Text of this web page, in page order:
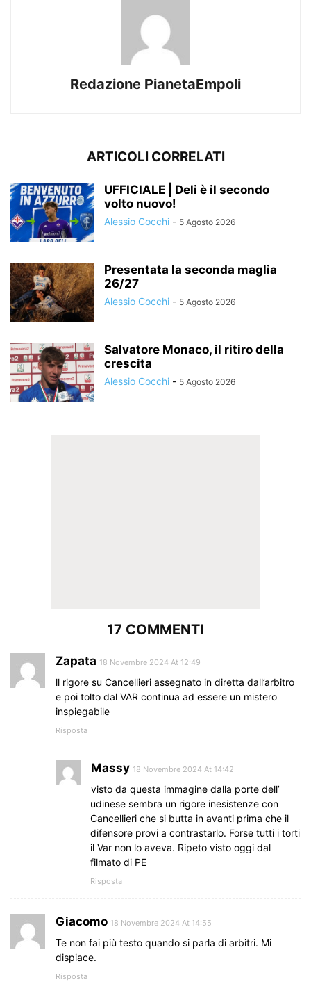
Redazione PianetaEmpoli
ARTICOLI CORRELATI
UFFICIALE | Deli è il secondo
volto nuovo!
Alessio Cocchi - 5 Agosto 2026
Presentata la seconda maglia
26/27
Alessio Cocchi - 5 Agosto 2026
Salvatore Monaco, il ritiro della
crescita
Alessio Cocchi - 5 Agosto 2026
17 COMMENTI
Zapata 18 Novembre 2024 At 12:49
ll rigore su Cancellieri assegnato in diretta dall’arbitro
e poi tolto dal VAR continua ad essere un mistero
inspiegabile
Risposta
Massy 18 Novembre 2024 At 14:42
visto da questa immagine dalla porte dell’
udinese sembra un rigore inesistenze con
Cancellieri che si butta in avanti prima che il
difensore provi a contrastarlo. Forse tutti i torti
il Var non lo aveva. Ripeto visto oggi dal
filmato di PE
Risposta
Giacomo 18 Novembre 2024 At 14:55
Te non fai più testo quando si parla di arbitri. Mi
dispiace.
Risposta